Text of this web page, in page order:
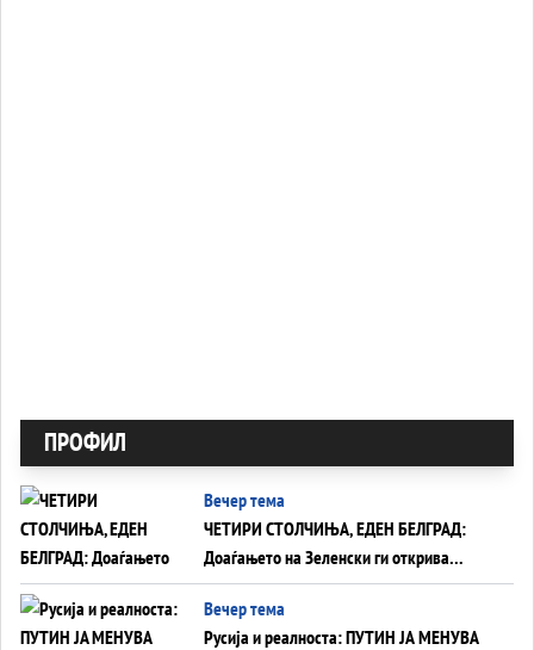
ПРОФИЛ
Вечер тема
ЧЕТИРИ СТОЛЧИЊА, ЕДЕН БЕЛГРАД:
Доаѓањето на Зеленски ги открива
тајните на политиката на балансирање
на Вучиќ
Вечер тема
Русија и реалноста: ПУТИН ЈА МЕНУВА